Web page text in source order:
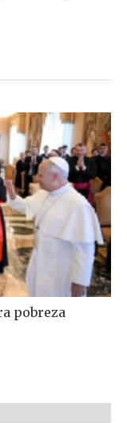
pobreza